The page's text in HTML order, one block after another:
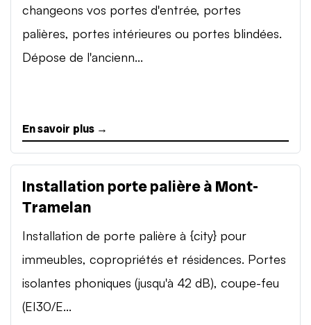
changeons vos portes d'entrée, portes
palières, portes intérieures ou portes blindées.
Dépose de l'ancienn...
En savoir plus →
Installation porte palière à Mont-
Tramelan
Installation de porte palière à {city} pour
immeubles, copropriétés et résidences. Portes
isolantes phoniques (jusqu'à 42 dB), coupe-feu
(EI30/E...